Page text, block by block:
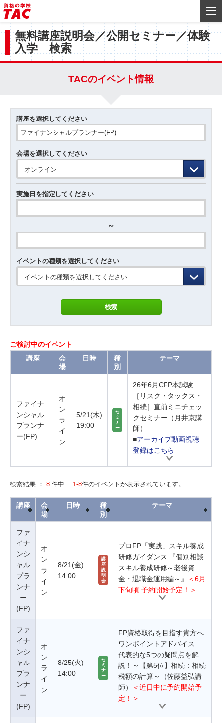
無料講座説明会／公開セミナー／体験
入学 検索
TACのイベント情報
講座を選択してください
会場を選択してください
オンライン
実施日を指定してください
～
イベントの種類を選択してください
イベントの種類を選択してください
ご検討中のイベント
講座
会
場
日時
種
別
テーマ
ファイナ
ンシャル
プランナ
ー(FP)
オ
ン
ラ
イ
ン
5/21(木)
19:00
セ
ミ
ナ
ー
26年6月CFP本試験
［リスク・タックス・
相続］直前ミニチェッ
クセミナー（月井京講
師）
■アーカイブ動画視聴
登録はこちら
検索結果 ： 8 件中 1-8件のイベントが表示されています。
講座
会
場
日時
種
別
テーマ
ファ
イナ
ンシ
ャル
プラ
ンナ
ー
(FP)
オ
ン
ラ
イ
ン
8/21(金)
14:00
講
座
説
明
会
プロFP「実践」スキル養成
研修ガイダンス 『個別相談
スキル養成研修～老後資
金・退職金運用編～』
＜6月
下旬頃 予約開始予定！＞
ファ
イナ
ンシ
ャル
プラ
ンナ
ー
(FP)
オ
ン
ラ
イ
ン
8/25(火)
14:00
セ
ミ
ナ
ー
FP資格取得を目指す貴方へ
ワンポイントアドバイス
代表的な5つの疑問点を解
説！～【第5位】相続：相続
税額の計算～（佐藤益弘講
師）
＜近日中に予約開始予
定！＞